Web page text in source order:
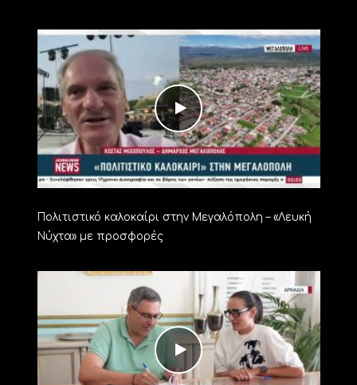
Πολιτιστικό καλοκαίρι στην Μεγαλόπολη – «Λευκή
Νύχτα» με προσφορές